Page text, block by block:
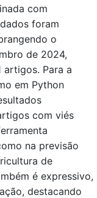
com
foram
o
de 2024,
artigos. Para a
em Python
com viés
na previsão
de
é expressivo,
destacando